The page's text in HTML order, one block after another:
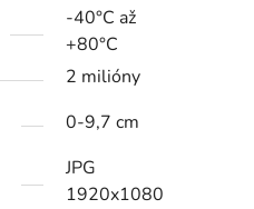
-40°C až
+80°C
2 milióny
0-9,7 cm
JPG
1920x1080